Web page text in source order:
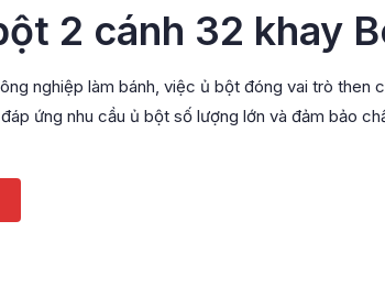
2 cánh 32 khay
nghiệp làm bánh, việc ủ bột đóng vai trò
ứng nhu cầu ủ bột số lượng lớn và đảm bảo